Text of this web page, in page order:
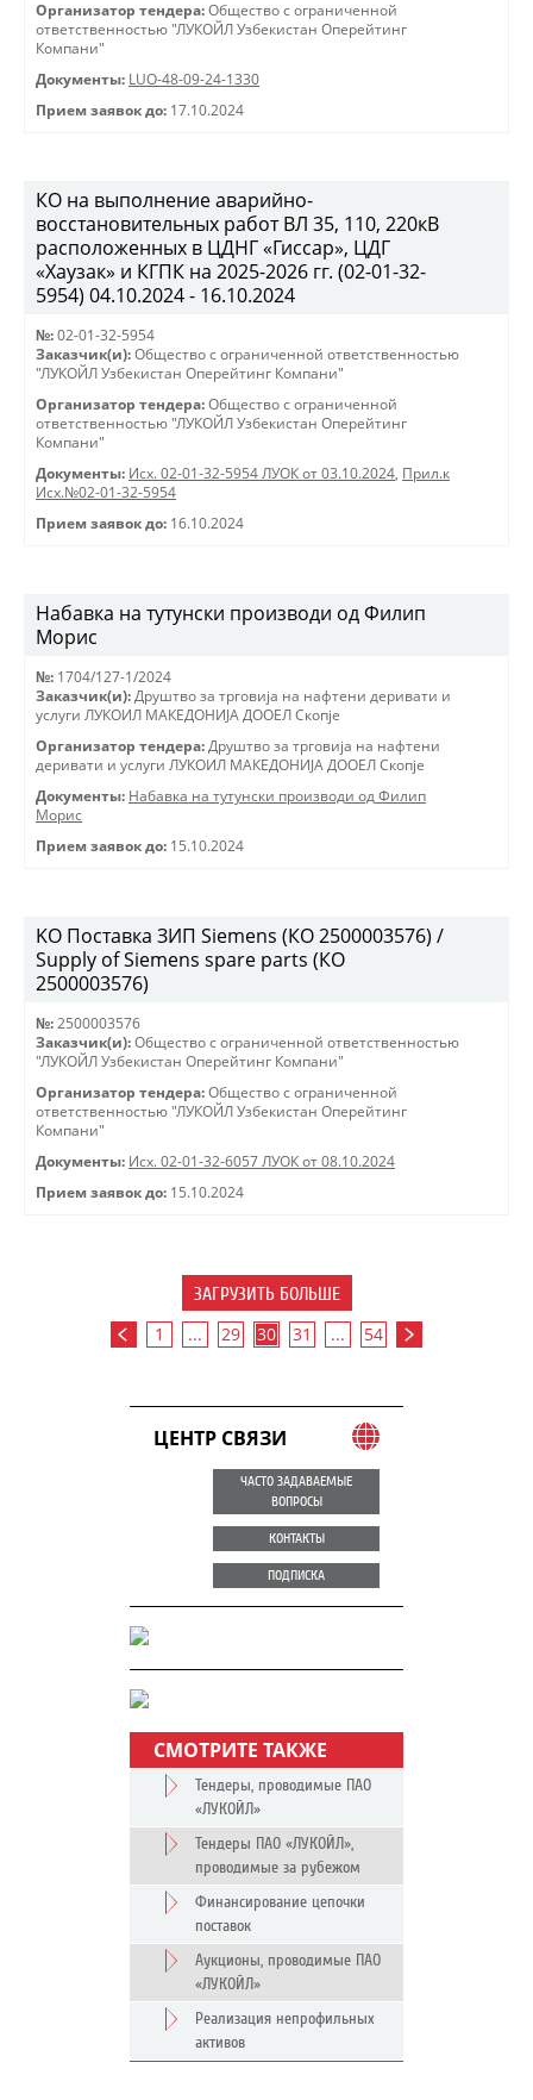
Организатор тендера: Общество с ограниченной
ответственностью "ЛУКОЙЛ Узбекистан Оперейтинг
Компани"
Документы: LUO-48-09-24-1330
Прием заявок до: 17.10.2024
КО на выполнение аварийно-
восстановительных работ ВЛ 35, 110, 220кВ
расположенных в ЦДНГ «Гиссар», ЦДГ
«Хаузак» и КГПК на 2025-2026 гг. (02-01-32-
5954) 04.10.2024 - 16.10.2024
№: 02-01-32-5954
Заказчик(и): Общество с ограниченной ответственностью
"ЛУКОЙЛ Узбекистан Оперейтинг Компани"
Организатор тендера: Общество с ограниченной
ответственностью "ЛУКОЙЛ Узбекистан Оперейтинг
Компани"
Документы: Исх. 02-01-32-5954 ЛУОК от 03.10.2024, Прил.к
Исх.№02-01-32-5954
Прием заявок до: 16.10.2024
Набавка на тутунски производи од Филип
Морис
№: 1704/127-1/2024
Заказчик(и): Друштво за трговиjа на нафтени деривати и
услуги ЛУКОИЛ МАКЕДОНИJА ДООЕЛ Скопjе
Организатор тендера: Друштво за трговиjа на нафтени
деривати и услуги ЛУКОИЛ МАКЕДОНИJА ДООЕЛ Скопjе
Документы: Набавка на тутунски производи од Филип
Морис
Прием заявок до: 15.10.2024
KO Поставка ЗИП Siemens (КО 2500003576) /
Supply of Siemens spare parts (КО
2500003576)
№: 2500003576
Заказчик(и): Общество с ограниченной ответственностью
"ЛУКОЙЛ Узбекистан Оперейтинг Компани"
Организатор тендера: Общество с ограниченной
ответственностью "ЛУКОЙЛ Узбекистан Оперейтинг
Компани"
Документы: Исх. 02-01-32-6057 ЛУОК от 08.10.2024
Прием заявок до: 15.10.2024
ЗАГРУЗИТЬ БОЛЬШЕ
1 ... 29 30 31 ... 54
ЦЕНТР СВЯЗИ
ЧАСТО ЗАДАВАЕМЫЕ
ВОПРОСЫ
КОНТАКТЫ
ПОДПИСКА
СМОТРИТЕ ТАКЖЕ
Тендеры, проводимые ПАО
«ЛУКОЙЛ»
Тендеры ПАО «ЛУКОЙЛ»,
проводимые за рубежом
Финансирование цепочки
поставок
Аукционы, проводимые ПАО
«ЛУКОЙЛ»
Реализация непрофильных
активов